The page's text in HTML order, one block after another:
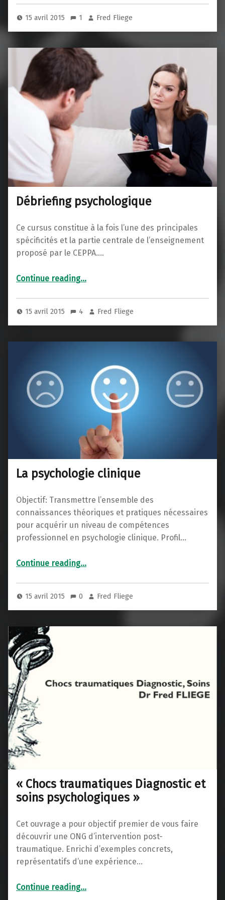
15 avril 2015 1 Fred Fliege
Débriefing psychologique
Ce cursus constitue à la fois l’une des principales
spécificités et la partie centrale de l’enseignement
proposé par le CEPPA.…
Continue reading…
15 avril 2015 4 Fred Fliege
La psychologie clinique
Objectif: Transmettre l’ensemble des
connaissances théoriques et pratiques nécessaires
pour acquérir un niveau de compétences
professionnel en psychologie clinique. Profil…
Continue reading…
15 avril 2015 0 Fred Fliege
« Chocs traumatiques Diagnostic et
soins psychologiques »
Cet ouvrage a pour objectif premier de vous faire
découvrir une ONG d’intervention post-
traumatique. Enrichi d’exemples concrets,
représentatifs d’une expérience…
Continue reading“« Chocs traumatiques Diagnostic et soins psychologiques »”
…